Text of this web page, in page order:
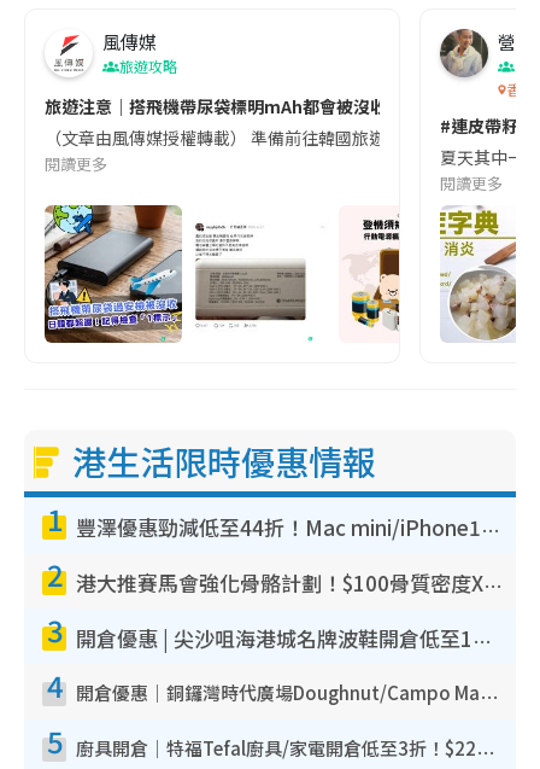
風傳媒
旅遊攻略
旅遊注意｜搭飛機帶尿袋標明mAh都會被沒收😱出發前切記檢查
（文章由風傳媒授權轉載） 準備前往韓國旅遊的民眾，近期要
閱讀更多
營養
香港
#連皮帶籽
夏天其中一
閱讀更多
港生活限時優惠情報
1 豐澤優惠勁減低至44折！Mac mini/iPhone17Pro大減價！廚房家電$220起
2 港大推賽馬會強化骨骼計劃！$100骨質密度X光檢查 完成免費運動訓練送超市禮券！附參加資格
3 開倉優惠 | 尖沙咀海港城名牌波鞋開倉低至1折！On鞋$899起／Joy&Peace鞋履$98起
4 開倉優惠｜銅鑼灣時代廣場Doughnut/Campo Marzio開倉低至1折！背囊、書包、手袋劈價$200起
5 廚具開倉｜特福Tefal廚具/家電開倉低至3折！$220起買平底鍋/炒鑊/湯煲！電飯煲/吸塵機/燙斗$418起